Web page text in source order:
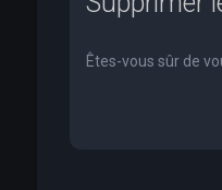
Êtes-vous sûr de